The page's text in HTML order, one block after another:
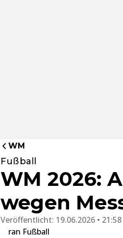
WM
Fußball
WM 2026:
wegen
Veröffentlicht: 19.06.2026 •
ran Fußball